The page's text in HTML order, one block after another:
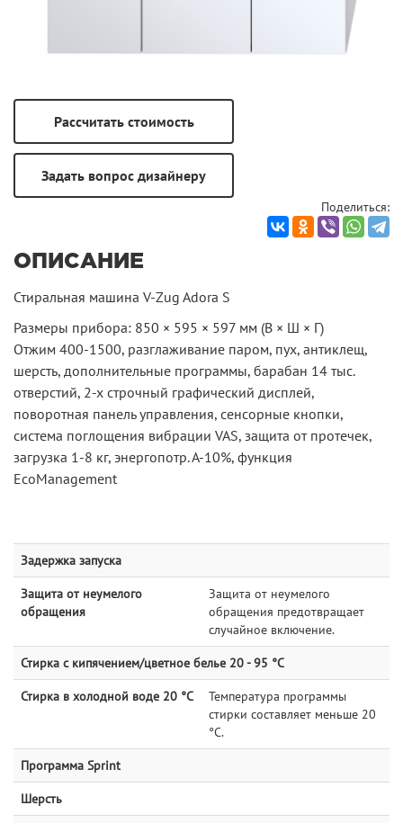
Поделиться:
ОПИСАНИЕ
Стиральная машина V-Zug Adora S
Размеры прибора: 850 × 595 × 597 мм (В × Ш × Г)
Отжим 400-1500, разглаживание паром, пух, антиклещ,
шерсть, дополнительные программы, барабан 14 тыс.
отверстий, 2-х строчный графический дисплей,
поворотная панель управления, сенсорные кнопки,
система поглощения вибрации VAS, защита от протечек,
загрузка 1-8 кг, энергопотр. А-10%, функция
EcoManagement
Задержка запуска
Защита от неумелого
обращения
Защита от неумелого
обращения предотвращает
случайное включение.
Стирка с кипячением/цветное белье 20 - 95 °C
Стирка в холодной воде 20 °C
Температура программы
стирки составляет меньше 20
°C.
Программа Sprint
Шерсть